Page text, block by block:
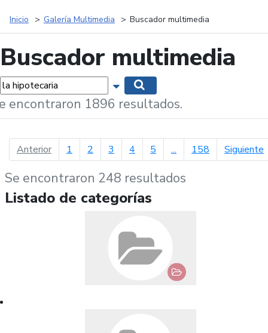
Inicio Galería Multimedia Buscador multimedia
Buscador multimedia
Mostrar opciones de búsqueda
encontraron 1896 resultados.
Anteriorpágina anterior
1 2 3 4 5 ... 158 Siguiente
Se encontraron 248 resultados
Listado de categorías